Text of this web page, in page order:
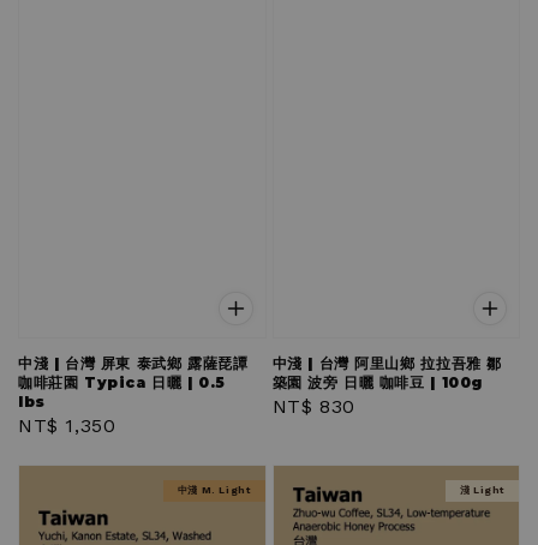
中淺 | 台灣 屏東 泰武鄉 露薩琵譚
咖啡莊園 Typica 日曬 | 0.5
lbs
Regular
NT$ 1,350
中淺 | 台灣 阿里山鄉 拉拉吾雅 鄒
築園 波旁 日曬 咖啡豆 | 100g
Regular
NT$ 830
中淺 M. Light 淺 Light